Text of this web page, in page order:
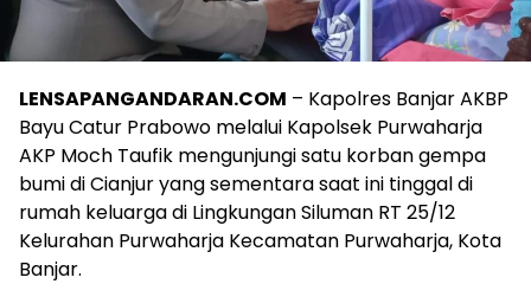
LENSAPANGANDARAN.COM – Kapolres Banjar AKBP
Bayu Catur Prabowo melalui Kapolsek Purwaharja
AKP Moch Taufik mengunjungi satu korban gempa
bumi di Cianjur yang sementara saat ini tinggal di
rumah keluarga di Lingkungan Siluman RT 25/12
Kelurahan Purwaharja Kecamatan Purwaharja, Kota
Banjar.